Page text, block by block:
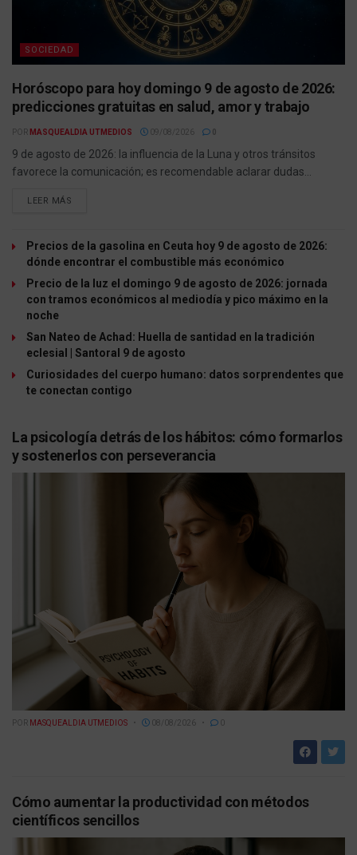
SOCIEDAD
Horóscopo para hoy domingo 9 de agosto de 2026:
predicciones gratuitas en salud, amor y trabajo
POR MASQUEALDIA UTMEDIOS 09/08/2026
9 de agosto de 2026: la influencia de la Luna y otros tránsitos
favorece la comunicación; es recomendable aclarar dudas...
LEER MÁS
Precios de la gasolina en Ceuta hoy 9 de agosto de 2026:
dónde encontrar el combustible más económico
Precio de la luz el domingo 9 de agosto de 2026: jornada
con tramos económicos al mediodía y pico máximo en la
noche
San Nateo de Achad: Huella de santidad en la tradición
eclesial | Santoral 9 de agosto
Curiosidades del cuerpo humano: datos sorprendentes que
te conectan contigo
La psicología detrás de los hábitos: cómo formarlos
y sostenerlos con perseverancia
POR MASQUEALDIA UTMEDIOS 08/08/2026 0
Cómo aumentar la productividad con métodos
científicos sencillos